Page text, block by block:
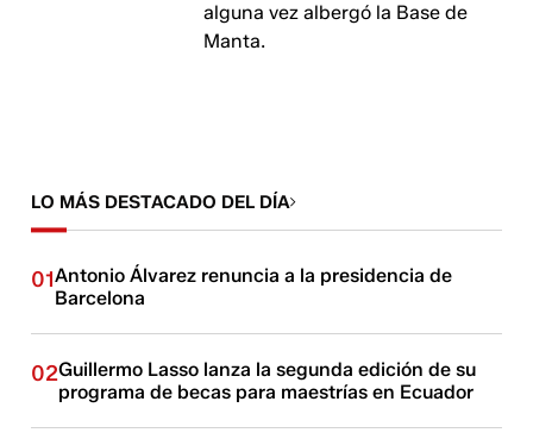
alguna vez albergó la Base de
Manta.
LO MÁS DESTACADO DEL DÍA
01Antonio Álvarez renuncia a la presidencia de
Barcelona
02Guillermo Lasso lanza la segunda edición de su
programa de becas para maestrías en Ecuador